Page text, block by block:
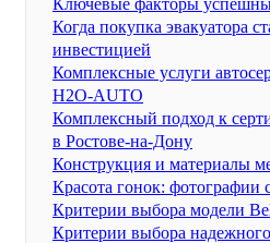
Ключевые факторы
Когда покупка эвакуатора
инвестицией
Комплексные услуги
H2O-AUTO
Комплексный подход к
в Ростове-на-Дону
Конструкция и материалы
Красота гонок: фотографии
Критерии выбора модели
Критерии выбора